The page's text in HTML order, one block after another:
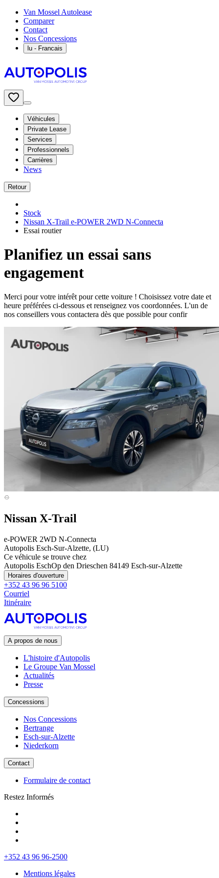
Van Mossel Autolease
Comparer
Contact
Nos Concessions
lu - Francais
Véhicules
Private Lease
Services
Professionnels
Carrières
News
Retour
Stock
Nissan X-Trail e-POWER 2WD N-Connecta
Essai routier
Planifiez un essai sans
engagement
Merci pour votre intérêt pour cette voiture ! Choisissez votre date et
heure préférées ci-dessous et renseignez vos coordonnées. L'un de
nos conseillers vous contactera dès que possible pour confir
Nissan X-Trail
e-POWER 2WD N-Connecta
Autopolis Esch-Sur-Alzette, (LU)
Ce véhicule se trouve chez
Autopolis EschOp den Drieschen 84149 Esch-sur-Alzette
Horaires d'ouverture
+352 43 96 96 5100
Courriel
Itinéraire
A propos de nous
L'histoire d'Autopolis
Le Groupe Van Mossel
Actualités
Presse
Concessions
Nos Concessions
Bertrange
Esch-sur-Alzette
Niederkorn
Contact
Formulaire de contact
Restez Informés
+352 43 96 96-2500
Mentions légales